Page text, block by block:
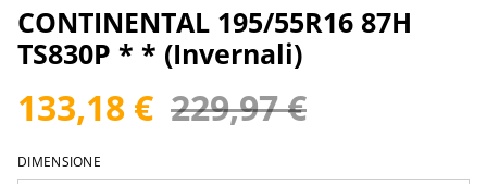
CONTINENTAL 195/55R16 87H
TS830P * * (Invernali)
133,18 € 229,97 €
DIMENSIONE